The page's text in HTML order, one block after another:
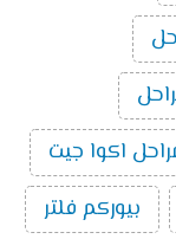
بيوركم فلتر